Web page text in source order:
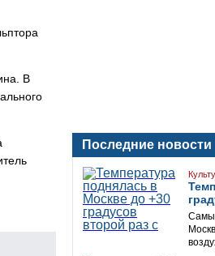
В
Последние новости